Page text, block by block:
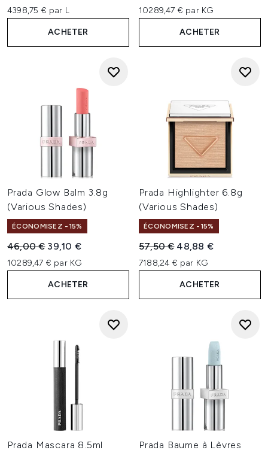
4398,75 € par L
ACHETER
10289,47 € par KG
ACHETER
Prada Glow Balm 3.8g
(Various Shades)
ÉCONOMISEZ -15%
Prix de vente :
46,00 € Prix ​​actuel :
39,10 €
10289,47 € par KG
ACHETER
Prada Highlighter 6.8g
(Various Shades)
ÉCONOMISEZ -15%
Prix de vente :
57,50 € Prix ​​actuel :
48,88 €
7188,24 € par KG
ACHETER
Prada Mascara 8.5ml
Prada Baume à Lèvres